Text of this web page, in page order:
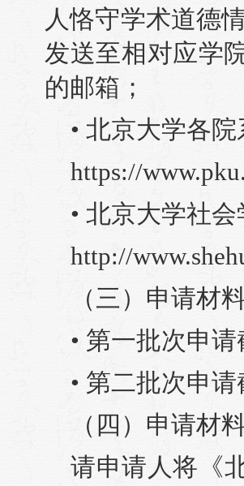
人恪守学术道德
发送至相对应学
的邮箱；
• 北京大学各
https://
• 北京大学社
http://
（三）申请材
• 第一批次申
• 第二批次申
（四）申请材
请申请人将《